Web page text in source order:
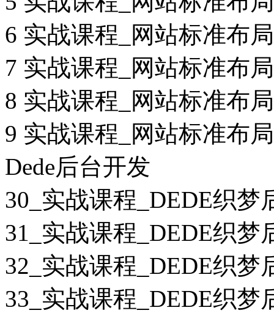
6 实战课程_网站标准布
7 实战课程_网站标准布
8 实战课程_网站标准布
9 实战课程_网站标准布
Dede后台开发
30_实战课程_DEDE织梦
31_实战课程_DEDE织梦
32_实战课程_DEDE织梦
33_实战课程_DEDE织梦